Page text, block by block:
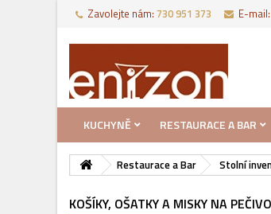
Zavolejte nám: 730 951 373‬ E-mail:
KUCHYNĚ RESTAURACE A BAR
Restaurace a Bar Stolní
KOŠÍKY, OŠATKY A MISKY NA PEČIVO